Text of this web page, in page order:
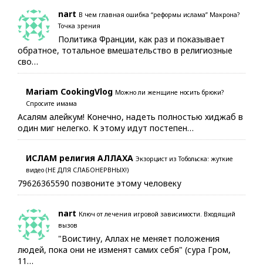
nart В чем главная ошибка “реформы ислама” Макрона?
Точка зрения
Политика Франции, как раз и показывает
обратное, тотальное вмешательство в религиозные
сво…
Mariam CookingVlog Можно ли женщине носить брюки?
Спросите имама
Асалям алейкум! Конечно, надеть полностью хиджаб в
один миг нелегко. К этому идут постепен…
ИСЛАМ религия АЛЛАХА Экзорцист из Тобольска: жуткие
видео (НЕ ДЛЯ СЛАБОНЕРВНЫХ!)
79626365590 позвоните этому человеку
nart Ключ от лечения игровой зависимости. Входящий
вызов
"Воистину, Аллах не меняет положения
людей, пока они не изменят самих себя" (сура Гром,
11…